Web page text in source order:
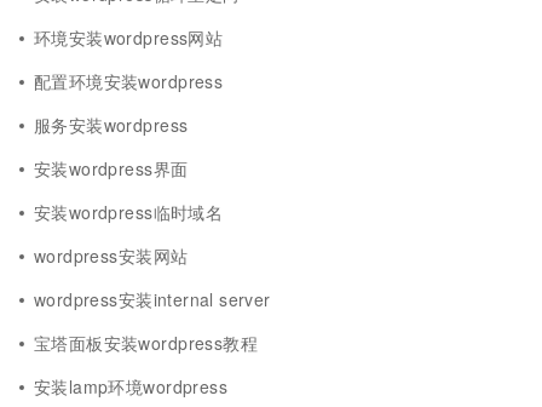
环境安装wordpress网站
配置环境安装wordpress
服务安装wordpress
安装wordpress界面
安装wordpress临时域名
wordpress安装网站
wordpress安装internal server
宝塔面板安装wordpress教程
安装lamp环境wordpress